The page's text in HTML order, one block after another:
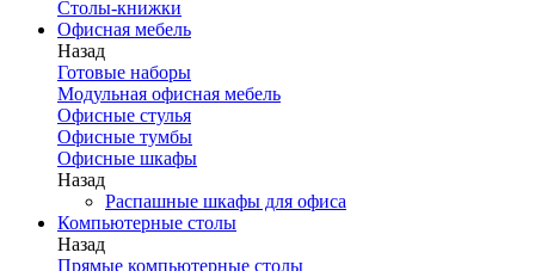
Столы-книжки
Офисная мебель
Назад
Готовые наборы
Модульная офисная мебель
Офисные стулья
Офисные тумбы
Офисные шкафы
Назад
Распашные шкафы для офиса
Компьютерные столы
Назад
Прямые компьютерные столы